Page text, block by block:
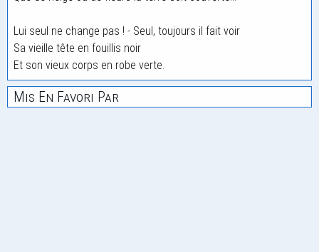
Lui seul ne change pas ! - Seul, toujours il fait voir
Sa vieille tête en fouillis noir
Et son vieux corps en robe verte.
Mis En Favori Par